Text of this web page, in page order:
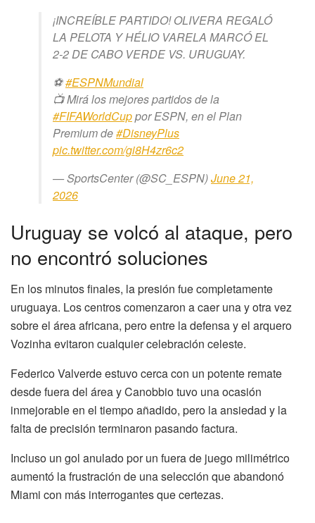
¡INCREÍBLE PARTIDO! OLIVERA REGALÓ
LA PELOTA Y HÉLIO VARELA MARCÓ EL
2-2 DE CABO VERDE VS. URUGUAY.
⚽#ESPNMundial
📺 Mirá los mejores partidos de la
#FIFAWorldCuppor ESPN, en el Plan
Premium de#DisneyPlus
pic.twitter.com/gi8H4zr6c2
— SportsCenter (@SC_ESPN)June 21,
2026
Uruguay se volcó al ataque, pero
no encontró soluciones
En los minutos finales, la presión fue completamente
uruguaya. Los centros comenzaron a caer una y otra vez
sobre el área africana, pero entre la defensa y el arquero
Vozinha evitaron cualquier celebración celeste.
Federico Valverde estuvo cerca con un potente remate
desde fuera del área y Canobbio tuvo una ocasión
inmejorable en el tiempo añadido, pero la ansiedad y la
falta de precisión terminaron pasando factura.
Incluso un gol anulado por un fuera de juego milimétrico
aumentó la frustración de una selección que abandonó
Miami con más interrogantes que certezas.